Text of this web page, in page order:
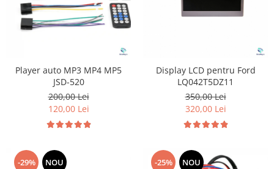
Player auto MP3 MP4 MP5
JSD-520
200,00 Lei
120,00 Lei
Display LCD pentru Ford
LQ042T5DZ11
350,00 Lei
320,00 Lei
-29% NOU -25% NOU